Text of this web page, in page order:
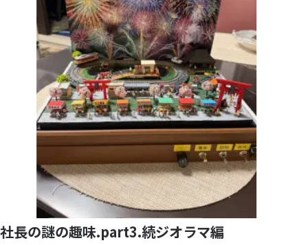
社長の謎の趣味.part3.続ジオラマ編